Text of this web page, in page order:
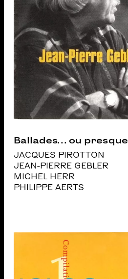
Ballades… ou presque
JACQUES PIROTTON
JEAN-PIERRE GEBLER
MICHEL HERR
PHILIPPE AERTS